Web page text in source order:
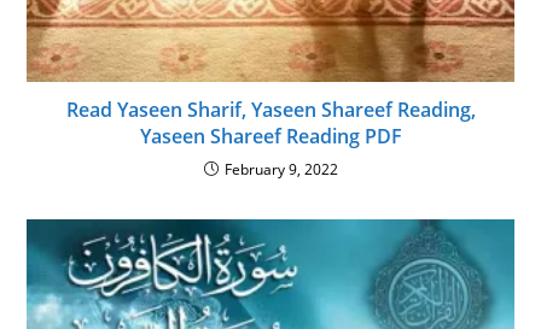
Read Yaseen Sharif, Yaseen Shareef Reading,
Yaseen Shareef Reading PDF
February 9, 2022